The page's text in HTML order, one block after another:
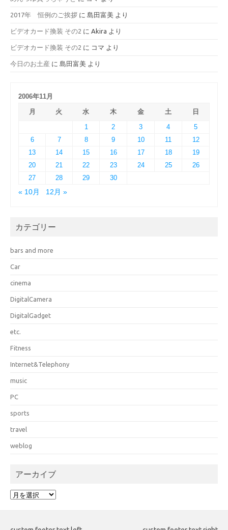
2017年 恒例のご挨拶 に 島田富美 より
ビデオカード換装 その2 に Akira より
ビデオカード換装 その2 に コマ より
今日のお土産 に 島田富美 より
2006年11月
月
火 水 木 金 土
日
1
2 3 4
5
6
7 8 9 10 11
12
13
14 15 16 17 18
19
20
21 22 23 24 25
26
27
28 29
30
« 10月
12月 »
カテゴリー
bars and more
Car
cinema
DigitalCamera
DigitalGadget
etc.
Fitness
Internet&Telephony
music
PC
sports
travel
weblog
アーカイブ
ア